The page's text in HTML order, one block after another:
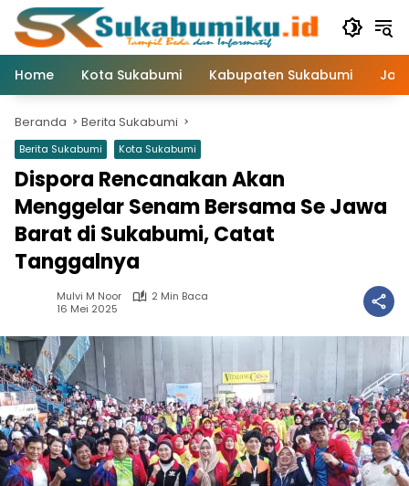
Langsung
konten
Home
Kota Sukabumi Kabupaten Sukabumi
Beranda Berita Sukabumi
Berita Sukabumi Kota Sukabumi
Dispora Rencanakan Akan
Menggelar Senam Bersama Se Jawa
Barat di Sukabumi, Catat
Tanggalnya
Mulvi M Noor
2 Min Baca
16 Mei 2025